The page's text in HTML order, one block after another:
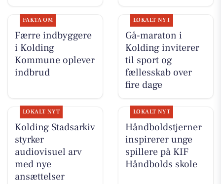
FAKTA OM
Færre indbyggere
i Kolding
Kommune oplever
indbrud
LOKALT NYT
Gå-maraton i
Kolding inviterer
til sport og
fællesskab over
fire dage
LOKALT NYT
Kolding Stadsarkiv
styrker
audiovisuel arv
med nye
ansættelser
LOKALT NYT
Håndboldstjerner
inspirerer unge
spillere på KIF
Håndbolds skole